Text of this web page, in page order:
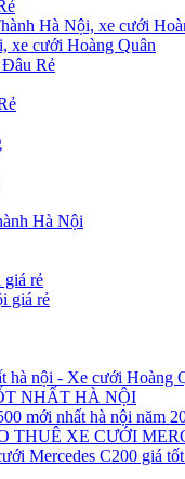
Hà Nội, xe cưới
xe cưới Hoàng Quân
Đâu Rẻ
Hà Nội
rẻ
giá rẻ
hà nội - Xe cưới Hoàng
NHẤT HÀ NỘI
mới nhất hà nội năm
THUÊ XE CƯỚI
Mercedes C200 giá